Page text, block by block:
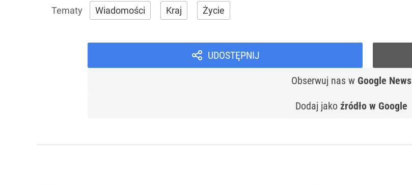
Wiadomości Kraj Życie
UDOSTĘPNIJ
Obserwuj nas w Google News
Dodaj jako źródło w Google